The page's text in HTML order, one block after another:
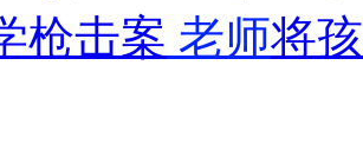
枪击案 老师将